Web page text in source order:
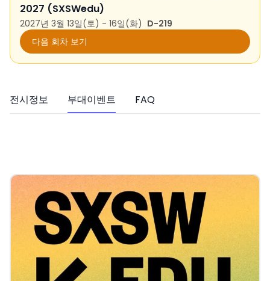
2027 (SXSWedu)
2027년 3월 13일(토) - 16일(화) D-219
다음 회차 보기
전시정보 부대이벤트 FAQ